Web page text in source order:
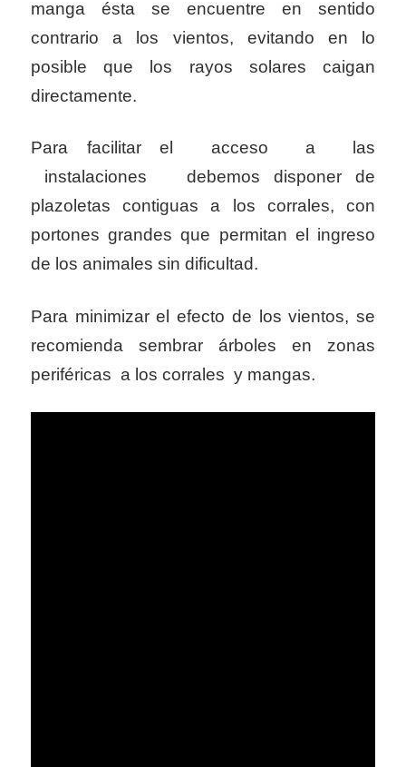
manga ésta se encuentre en sentido
contrario a los vientos, evitando en lo
posible que los rayos solares caigan
directamente.
Para facilitar el acceso a las
instalaciones debemos disponer de
plazoletas contiguas a los corrales, con
portones grandes que permitan el ingreso
de los animales sin dificultad.
Para minimizar el efecto de los vientos, se
recomienda sembrar árboles en zonas
periféricas a los corrales y mangas.